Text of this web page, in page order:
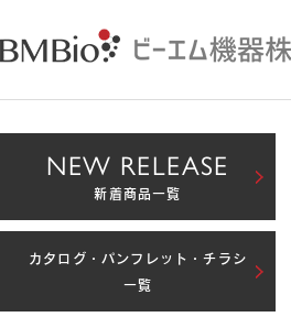
NEW RELEASE
新着商品一覧
カタログ・パンフレット・チラシ
一覧